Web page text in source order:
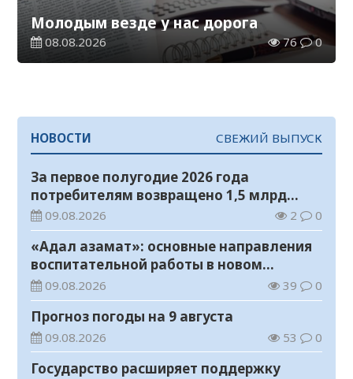
Молодым везде у нас дорога
08.08.2026 76 0
НОВОСТИ СВЕЖИЙ ВЫПУСК
За первое полугодие 2026 года
потребителям возвращено 1,5 млрд
тенге
09.08.2026 2 0
«Адал азамат»: основные направления
воспитательной работы в новом
учебном году
09.08.2026 39 0
Прогноз погоды на 9 августа
09.08.2026 53 0
Государство расширяет поддержку